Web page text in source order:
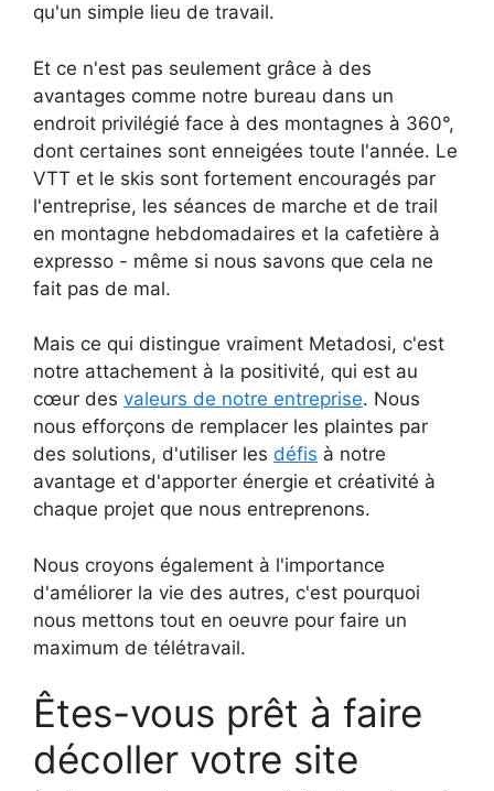
qu'un simple lieu de travail.
Et ce n'est pas seulement grâce à des
avantages comme notre bureau dans un
endroit privilégié face à des montagnes à 360°,
dont certaines sont enneigées toute l'année. Le
VTT et le skis sont fortement encouragés par
l'entreprise, les séances de marche et de trail
en montagne hebdomadaires et la cafetière à
expresso - même si nous savons que cela ne
fait pas de mal.
Mais ce qui distingue vraiment Metadosi, c'est
notre attachement à la positivité, qui est au
cœur des valeurs de notre entreprise. Nous
nous efforçons de remplacer les plaintes par
des solutions, d'utiliser les défis à notre
avantage et d'apporter énergie et créativité à
chaque projet que nous entreprenons.
Nous croyons également à l'importance
d'améliorer la vie des autres, c'est pourquoi
nous mettons tout en oeuvre pour faire un
maximum de télétravail.
Êtes-vous prêt à faire
décoller votre site